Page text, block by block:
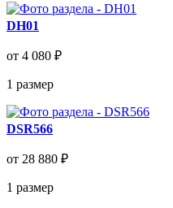
DH01
от 4 080 ₽
1 размер
DSR566
от 28 880 ₽
1 размер